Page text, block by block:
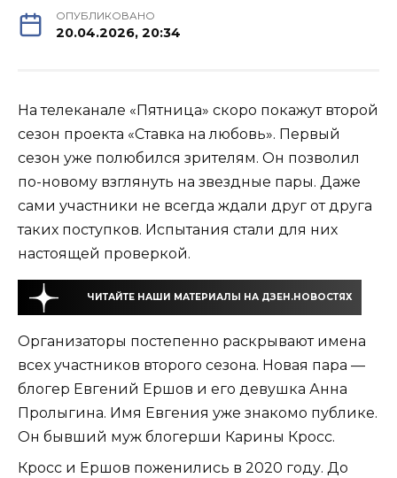
ОПУБЛИКОВАНО
20.04.2026, 20:34
На телеканале «Пятница» скоро покажут второй
сезон проекта «Ставка на любовь». Первый
сезон уже полюбился зрителям. Он позволил
по-новому взглянуть на звездные пары. Даже
сами участники не всегда ждали друг от друга
таких поступков. Испытания стали для них
настоящей проверкой.
ЧИТАЙТЕ НАШИ МАТЕРИАЛЫ НА ДЗЕН.НОВОСТЯХ
Организаторы постепенно раскрывают имена
всех участников второго сезона. Новая пара —
блогер Евгений Ершов и его девушка Анна
Пролыгина. Имя Евгения уже знакомо публике.
Он бывший муж блогерши Карины Кросс.
Кросс и Ершов поженились в 2020 году. До